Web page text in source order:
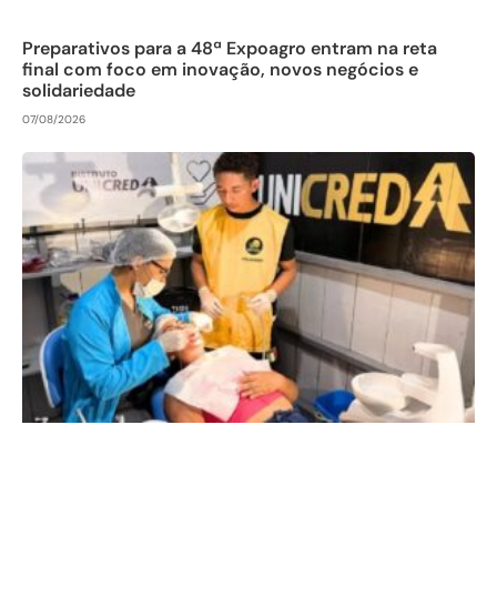
Preparativos para a 48ª Expoagro entram na reta
final com foco em inovação, novos negócios e
solidariedade
07/08/2026